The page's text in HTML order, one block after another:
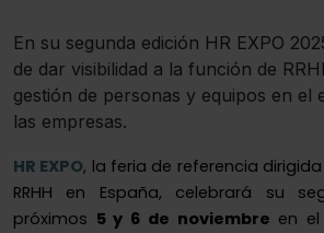
En su segunda edición HR EXPO
de dar visibilidad a la función de
gestión de personas y equipos en el
las empresas.
HR EXPO, la feria de referencia
RRHH en España, celebrará su
próximos 5 y 6 de noviembre en el